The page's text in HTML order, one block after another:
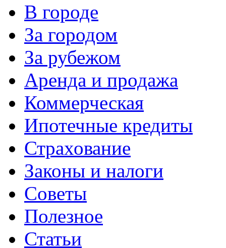
В городе
За городом
За рубежом
Аренда и продажа
Коммерческая
Ипотечные кредиты
Страхование
Законы и налоги
Советы
Полезное
Статьи